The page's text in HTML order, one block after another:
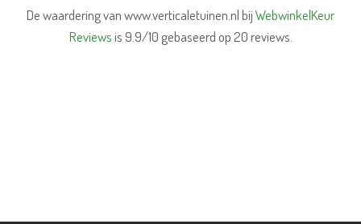
De waardering van www.verticaletuinen.nl bijWebwinkelKeur
Reviewsis 9.9/10 gebaseerd op 20 reviews.